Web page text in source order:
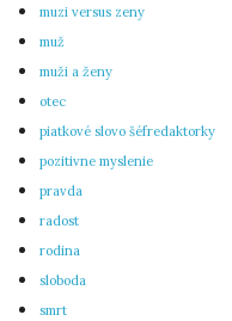
muzi versus zeny
muž
muži a ženy
otec
piatkové slovo šéfredaktorky
pozitivne myslenie
pravda
radost
rodina
sloboda
smrt